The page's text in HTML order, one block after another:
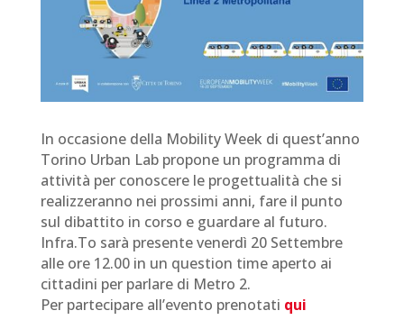
In occasione della Mobility Week di quest’anno
Torino Urban Lab propone un programma di
attività per conoscere le progettualità che si
realizzeranno nei prossimi anni, fare il punto
sul dibattito in corso e guardare al futuro.
Infra.To sarà presente venerdì 20 Settembre
alle ore 12.00 in un question time aperto ai
cittadini per parlare di Metro 2.
Per partecipare all’evento prenotati qui